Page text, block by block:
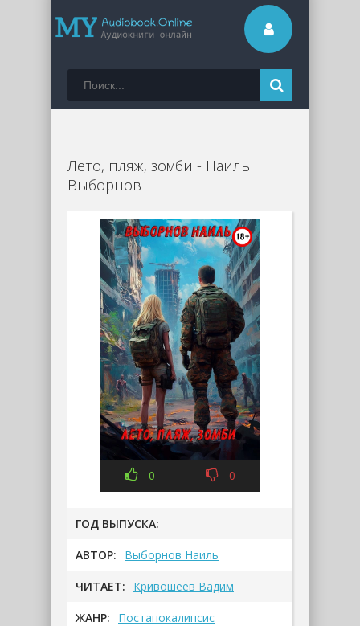
Лето, пляж, зомби - Наиль
Выборнов
0 0
ГОД ВЫПУСКА:
АВТОР: Выборнов Наиль
ЧИТАЕТ: Кривошеев Вадим
ЖАНР: Постапокалипсис